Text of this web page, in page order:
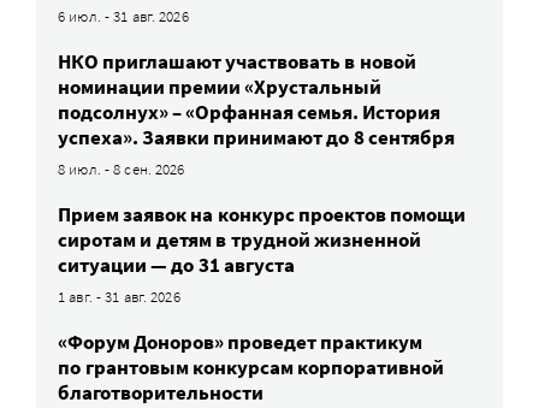
6 июл. - 31 авг. 2026
НКО приглашают участвовать в новой
номинации премии «Хрустальный
подсолнух» – «Орфанная семья. История
успеха». Заявки принимают до 8 сентября
8 июл. - 8 сен. 2026
Прием заявок на конкурс проектов помощи
сиротам и детям в трудной жизненной
ситуации — до 31 августа
1 авг. - 31 авг. 2026
«Форум Доноров» проведет практикум
по грантовым конкурсам корпоративной
благотворительности